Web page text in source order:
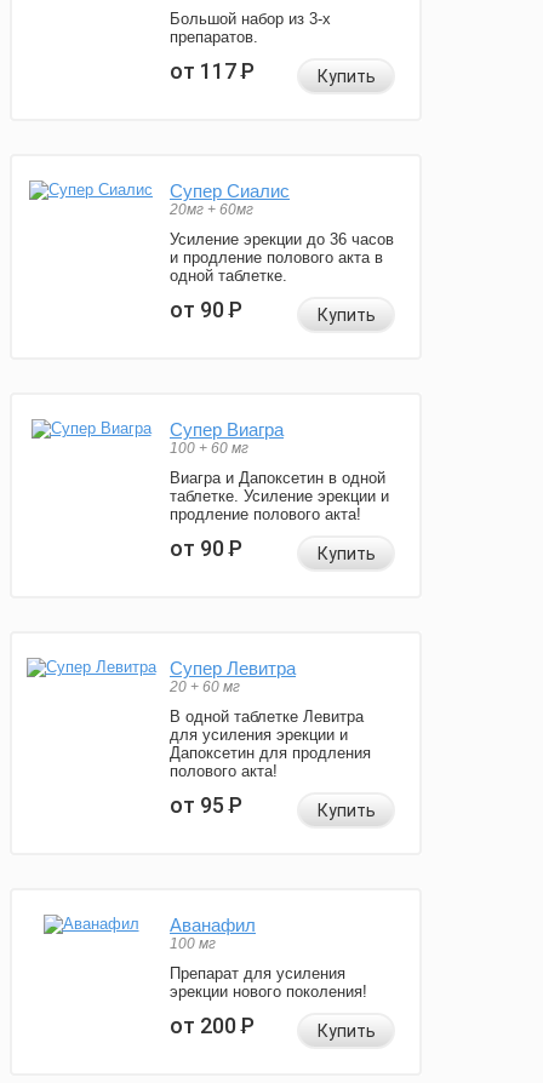
Большой набор из 3-х
препаратов.
от 117Р Купить
Супер Сиалис
20мг + 60мг
Усиление эрекции до 36 часов
и продление полового акта в
одной таблетке.
от 90Р Купить
Супер Виагра
100 + 60 мг
Виагра и Дапоксетин в одной
таблетке. Усиление эрекции и
продление полового акта!
от 90Р Купить
Супер Левитра
20 + 60 мг
В одной таблетке Левитра
для усиления эрекции и
Дапоксетин для продления
полового акта!
от 95Р Купить
Аванафил
100 мг
Препарат для усиления
эрекции нового поколения!
от 200Р Купить